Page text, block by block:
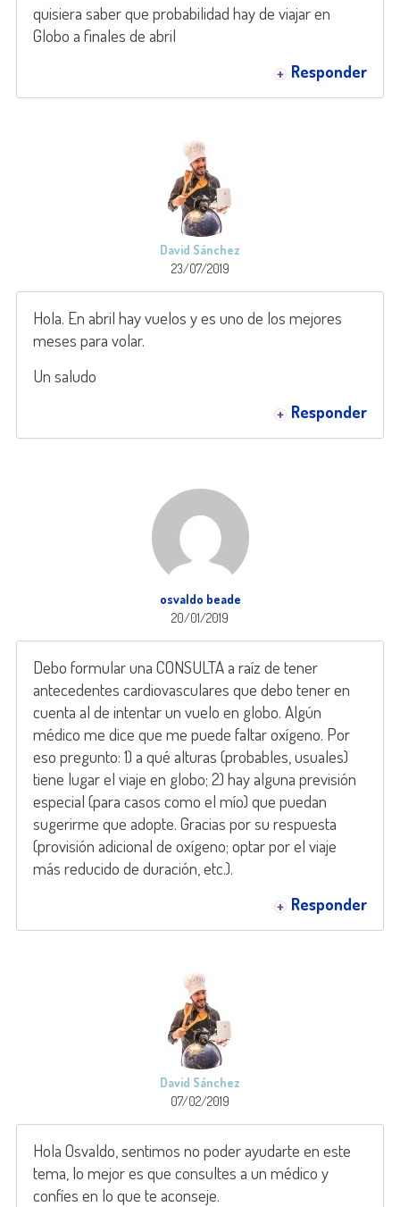
quisiera saber que probabilidad hay de viajar en
Globo a finales de abril
Responder
David Sánchez
23/07/2019
Hola. En abril hay vuelos y es uno de los mejores
meses para volar.
Un saludo
Responder
osvaldo beade
20/01/2019
Debo formular una CONSULTA a raíz de tener
antecedentes cardiovasculares que debo tener en
cuenta al de intentar un vuelo en globo. Algún
médico me dice que me puede faltar oxígeno. Por
eso pregunto: 1) a qué alturas (probables, usuales)
tiene lugar el viaje en globo; 2) hay alguna previsión
especial (para casos como el mío) que puedan
sugerirme que adopte. Gracias por su respuesta
(provisión adicional de oxígeno; optar por el viaje
más reducido de duración, etc.).
Responder
David Sánchez
07/02/2019
Hola Osvaldo, sentimos no poder ayudarte en este
tema, lo mejor es que consultes a un médico y
confíes en lo que te aconseje.